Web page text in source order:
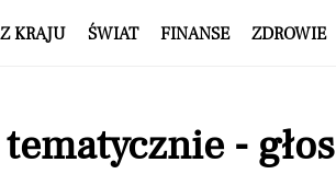
Z KRAJU ŚWIAT FINANSE ZDROWIE
- głos